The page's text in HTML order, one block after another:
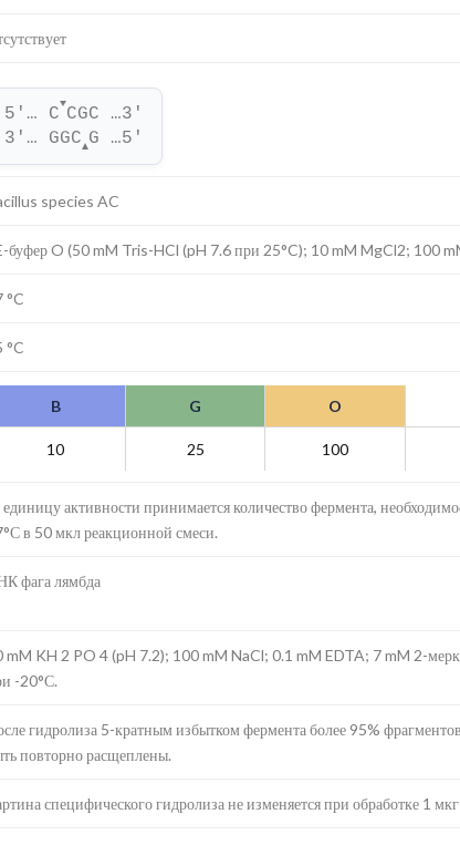
5'… C
▼
CGC …3'
3'… GGC▲G …5'
species AC
буфер O (50 mM Tris-HCl (pH 7.6 при 25°C); 10 mM MgCl2; 100
°C
°C
B G O
10 25 100
единицу активности принимается количество фермента,
в 50 мкл реакционной смеси.
фага лямбда
mM KH 2 PO 4 (pH 7.2); 100 mM NaCl; 0.1 mM EDTA; 7 mM 2-
-20°С.
гидролиза 5-кратным избытком фермента более 95%
повторно расщеплены.
специфического гидролиза не изменяется при обработке 1